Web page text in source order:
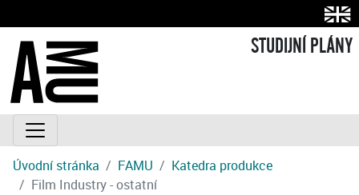
STUDIJNÍ PLÁNY
Úvodní stránka FAMU
Katedra produkce
Film Industry - ostatní